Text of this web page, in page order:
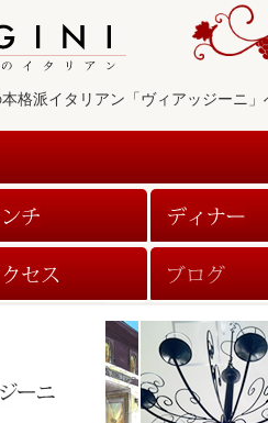
格派イタリアン「ヴィアッジーニ」